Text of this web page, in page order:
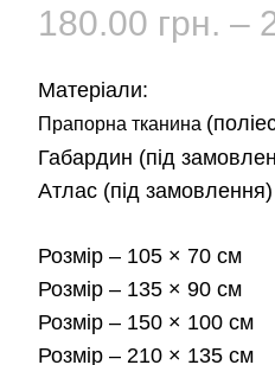
180.00 грн. –
Матеріали:
Прапорна тканина
Габардин (під
Атлас (під замовлення)
Розмір – 105 × 70 см
Розмір – 135 × 90 см
Розмір – 150 × 100 см
Розмір – 210 × 135 см